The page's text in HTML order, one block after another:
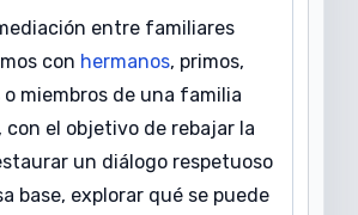
entre familiares
con hermanos, primos,
o miembros de una familia
con el objetivo de rebajar la
un diálogo respetuoso
base, explorar qué se puede